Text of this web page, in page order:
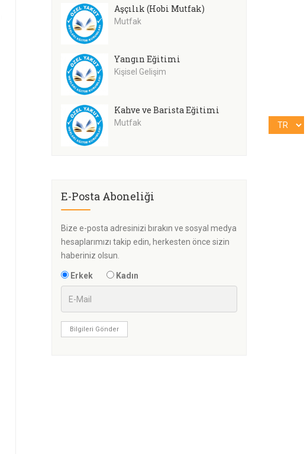
Aşçılık (Hobi Mutfak)
Mutfak
Yangın Eğitimi
Kişisel Gelişim
Kahve ve Barista Eğitimi
Mutfak
E-Posta Aboneliği
Bize e-posta adresinizi bırakın ve sosyal medya
hesaplarımızı takip edin, herkesten önce sizin
haberiniz olsun.
Erkek Kadın
Bilgileri Gönder